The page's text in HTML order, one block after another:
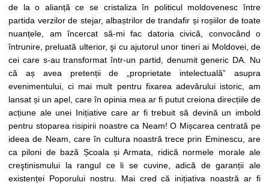
de la o alianță ce se cristaliza în politicul moldovenesc între
partida verzilor de stejar, albaștrilor de trandafir și roșiilor de toate
nuanțele, am încercat să-mi fac datoria civică, convocând o
întrunire, preluată ulterior, şi cu ajutorul unor tineri ai Moldovei, de
cei care s-au transformat într-un partid, denumit generic DA. Nu
că aș avea pretenții de „proprietate intelectuală” asupra
evenimentului, ci mai mult pentru fixarea adevărului istoric, am
lansat și un apel, care în opinia mea ar fi putut creiona direcțiile de
acțiune ale unei Inițiative care ar fi trebuit să devină un imbold
pentru stoparea risipirii noastre ca Neam! O Mișcarea centrată pe
ideea de Neam, care în cultura noastră trece prin Eminescu, are
ca piloni de bază Școala și Armata, ridică normele morale ale
creştinismului la rangul ce li se cuvine, adică de garanții ale
existenței Poporului nostru. Mai cred că inițiativa noastră ar fi